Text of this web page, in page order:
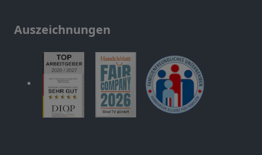
Auszeichnungen